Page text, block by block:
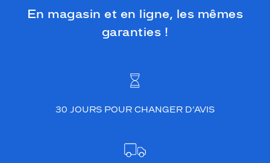
En magasin et en ligne, les mêmes
garanties !
30 JOURS POUR CHANGER D’AVIS